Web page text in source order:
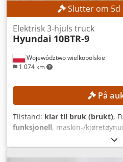
Slutter om 5d
Województwo wielkopolskie
1 074 km
Elektrisk 3-hjuls truck
Hyundai 10BTR-9
På
Tilstand: klar til bruk (brukt),
funksjonell, maskin-/
,
løftehøyde:4 735 mm, fri
drivstofftype:elektrisk